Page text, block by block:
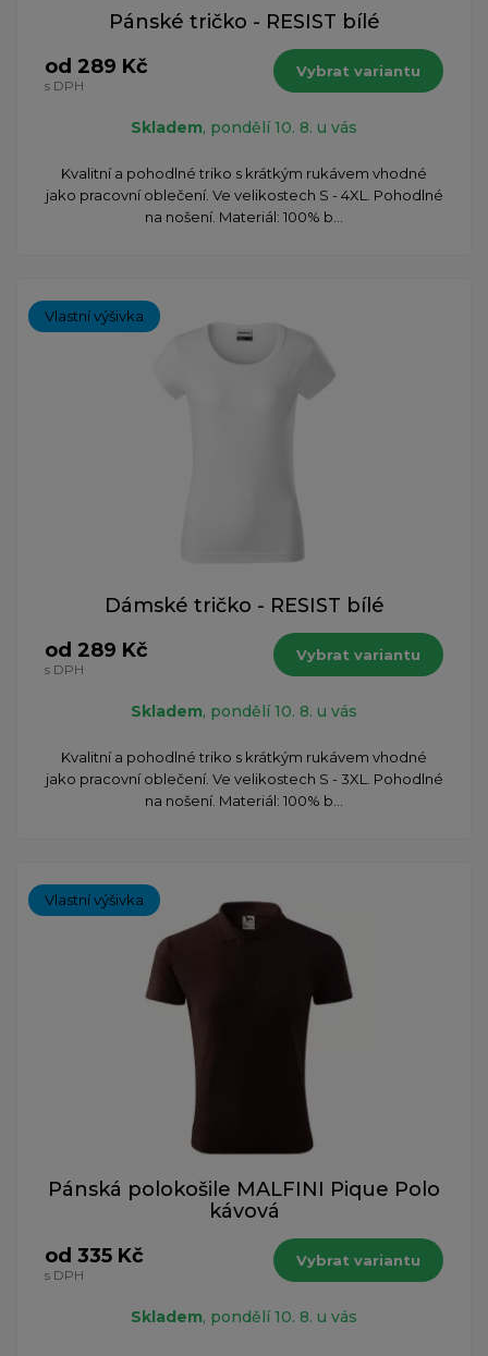
Pánské tričko - RESIST bílé
od 289 Kč
s DPH
Vybrat variantu
Skladem, pondělí 10. 8. u vás
Kvalitní a pohodlné triko s krátkým rukávem vhodné
jako pracovní oblečení. Ve velikostech S - 4XL. Pohodlné
na nošení. Materiál: 100% b...
Vlastní výšivka
Dámské tričko - RESIST bílé
od 289 Kč
s DPH
Vybrat variantu
Skladem, pondělí 10. 8. u vás
Kvalitní a pohodlné triko s krátkým rukávem vhodné
jako pracovní oblečení. Ve velikostech S - 3XL. Pohodlné
na nošení. Materiál: 100% b...
Vlastní výšivka
Pánská polokošile MALFINI Pique Polo
kávová
od 335 Kč
s DPH
Vybrat variantu
Skladem, pondělí 10. 8. u vás